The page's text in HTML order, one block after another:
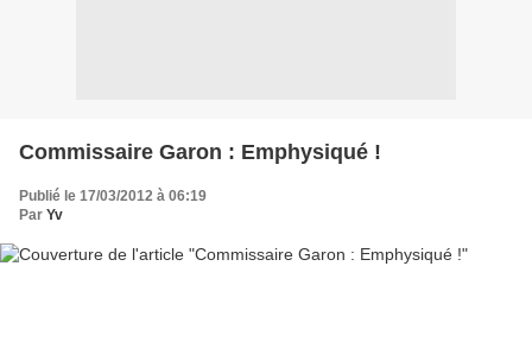
Commissaire Garon : Emphysiqué !
Publié le 17/03/2012 à 06:19
Par Yv